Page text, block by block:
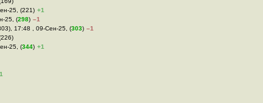
25, (221) +1
25, (298) –1
17:48 , 09-Сен-25, (303) –1
25, (344) +1